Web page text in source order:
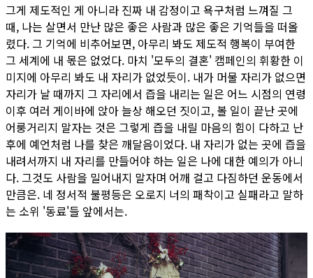
그게 제도적인 게 아니라 진짜 내 감정이고 욕구처럼 느껴질 그
때, 나는 살면서 만난 많은 좋은 사람과 많은 좋은 기억들을 떠올
렸다. 그 기억에 비추어보면, 아무리 봐도 제도적 행복이 부여한
그 세계에 내 몫은 없었다. 마치 '모두의 결혼' 캠페인의 휘황한 이
미지에 아무리 봐도 내 자리가 없었듯이. 내가 머물 자리가 없으면
자리가 날 때까지 그 자리에서 즙을 내리는 일은 어느 시점의 연령
이후 여러 게이바에 앉아 늘상 해오던 짓이고, 볼 일이 끝난 곳에
어룽거리지 말자는 것은 그렇게 즙을 내릴 마음의 힘이 다하고 난
후에 예언처럼 나를 찾은 깨달음이었다. 내 자리가 없는 곳에 즙을
내려서까지 내 자리를 만들어야 하는 일은 나에 대한 예의가 아니
다. 그것도 사람을 밀어내지 말자며 어깨 걸고 다짐하던 운동에서
만큼은. 네 정서적 불평등은 오로지 너의 패착이고 실패라고 말하
는 소위 '동료'들 앞에서는.